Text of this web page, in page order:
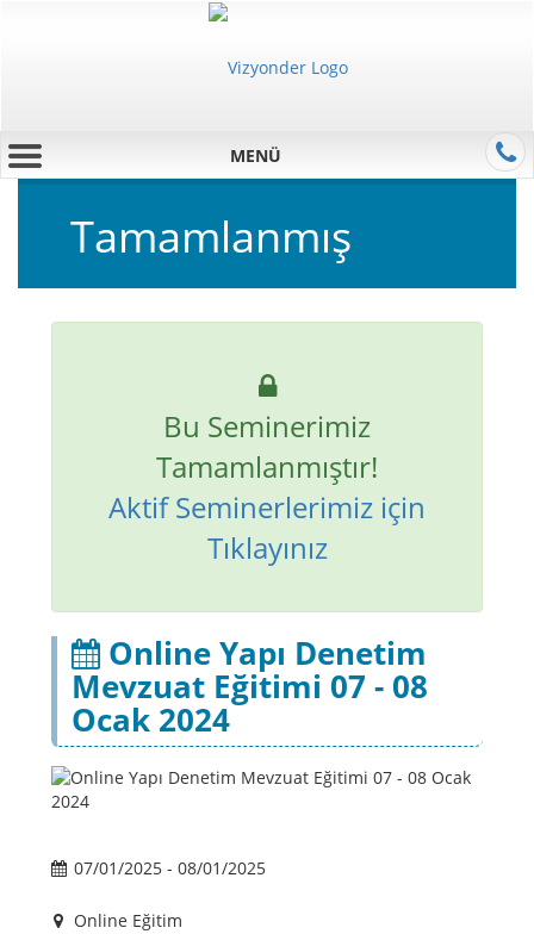
MENÜ
Tamamlanmış
Bu Seminerimiz
Tamamlanmıştır!
Aktif Seminerlerimiz için
Tıklayınız
Online Yapı Denetim
Mevzuat Eğitimi 07 - 08
Ocak 2024
07/01/2025 - 08/01/2025
Online Eğitim